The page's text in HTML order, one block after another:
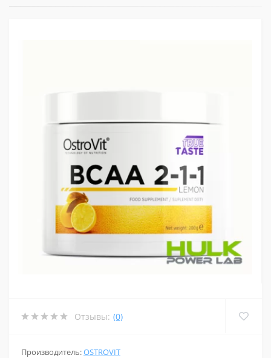
Отзывы: (0)
Производитель:OSTROVIT